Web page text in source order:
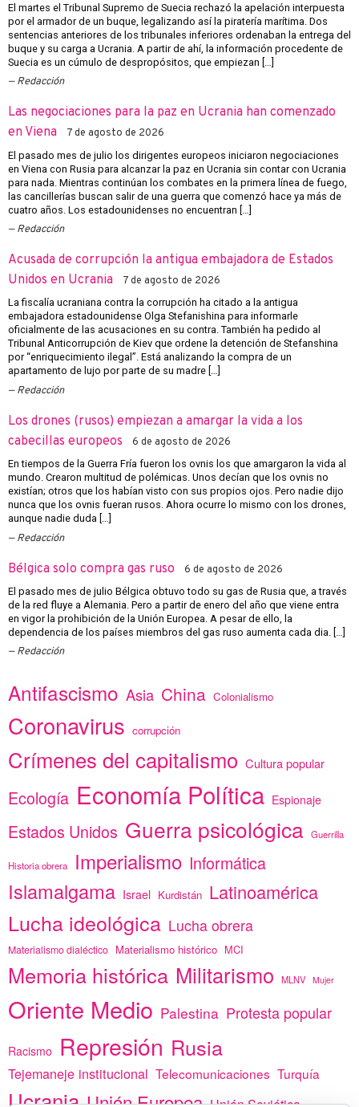
El martes el Tribunal Supremo de Suecia rechazó la apelación interpuesta
por el armador de un buque, legalizando así la piratería marítima. Dos
sentencias anteriores de los tribunales inferiores ordenaban la entrega del
buque y su carga a Ucrania. A partir de ahí, la información procedente de
Suecia es un cúmulo de despropósitos, que empiezan […]
Redacción
Las negociaciones para la paz en Ucrania han comenzado
en Viena
7 de agosto de 2026
El pasado mes de julio los dirigentes europeos iniciaron negociaciones
en Viena con Rusia para alcanzar la paz en Ucrania sin contar con Ucrania
para nada. Mientras continúan los combates en la primera línea de fuego,
las cancillerías buscan salir de una guerra que comenzó hace ya más de
cuatro años. Los estadounidenses no encuentran […]
Redacción
Acusada de corrupción la antigua embajadora de Estados
Unidos en Ucrania
7 de agosto de 2026
La fiscalía ucraniana contra la corrupción ha citado a la antigua
embajadora estadounidense Olga Stefanishina para informarle
oficialmente de las acusaciones en su contra. También ha pedido al
Tribunal Anticorrupción de Kiev que ordene la detención de Stefanshina
por “enriquecimiento ilegal”. Está analizando la compra de un
apartamento de lujo por parte de su madre […]
Redacción
Los drones (rusos) empiezan a amargar la vida a los
cabecillas europeos
6 de agosto de 2026
En tiempos de la Guerra Fría fueron los ovnis los que amargaron la vida al
mundo. Crearon multitud de polémicas. Unos decían que los ovnis no
existían; otros que los habían visto con sus propios ojos. Pero nadie dijo
nunca que los ovnis fueran rusos. Ahora ocurre lo mismo con los drones,
aunque nadie duda […]
Redacción
Bélgica solo compra gas ruso 6 de agosto de 2026
El pasado mes de julio Bélgica obtuvo todo su gas de Rusia que, a través
de la red fluye a Alemania. Pero a partir de enero del año que viene entra
en vigor la prohibición de la Unión Europea. A pesar de ello, la
dependencia de los países miembros del gas ruso aumenta cada dia. […]
Redacción
Antifascismo Asia China Colonialismo
Coronavirus corrupción
Crímenes del capitalismo Cultura popular
Ecología Economía Política Espionaje
Estados Unidos Guerra psicológica Guerrilla
Historia obrera Imperialismo Informática
Islamalgama Israel Kurdistán Latinoamérica
Lucha ideológica Lucha obrera
Materialismo dialéctico Materialismo histórico MCI
Memoria histórica Militarismo MLNV Mujer
Oriente Medio Palestina Protesta popular
Racismo Represión Rusia
Tejemaneje institucional Telecomunicaciones Turquía
Ucrania Unión Europea